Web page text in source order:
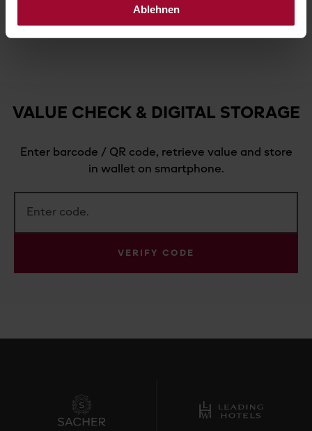
Ablehnen
VALUE CHECK & DIGITAL STORAGE
Enter barcode / QR code, retrieve value and store
in wallet on smartphone.
VERIFY CODE